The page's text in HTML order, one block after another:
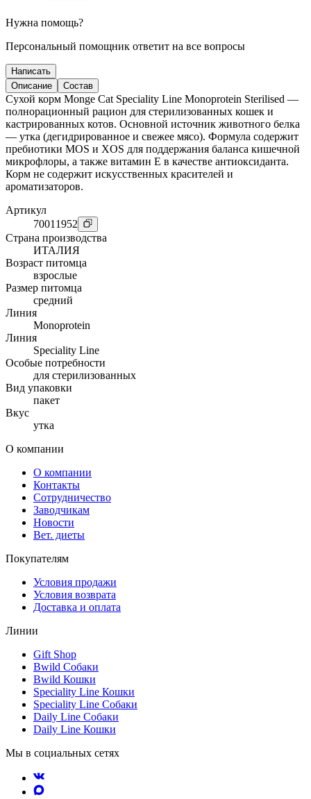
Нужна помощь?
Персональный помощник ответит на все вопросы
Написать
Описание
Состав
Сухой корм Monge Cat Speciality Line Monoprotein Sterilised —
полнорационный рацион для стерилизованных кошек и
кастрированных котов. Основной источник животного белка
— утка (дегидрированное и свежее мясо). Формула содержит
пребиотики MOS и XOS для поддержания баланса кишечной
микрофлоры, а также витамин Е в качестве антиоксиданта.
Корм не содержит искусственных красителей и
ароматизаторов.
Артикул
70011952
Страна производства
ИТАЛИЯ
Возраст питомца
взрослые
Размер питомца
средний
Линия
Monoprotein
Линия
Speciality Line
Особые потребности
для стерилизованных
Вид упаковки
пакет
Вкус
утка
О компании
О компании
Контакты
Сотрудничество
Заводчикам
Новости
Вет. диеты
Покупателям
Условия продажи
Условия возврата
Доставка и оплата
Линии
Gift Shop
Bwild Собаки
Bwild Кошки
Speciality Line Кошки
Speciality Line Собаки
Daily Line Собаки
Daily Line Кошки
Мы в социальных сетях